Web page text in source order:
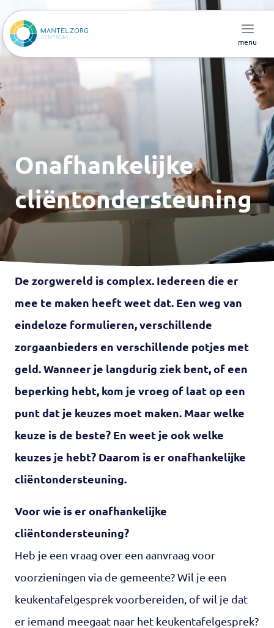
menu
Onafhankelijke
cliëntondersteuning
De zorgwereld is complex. Iedereen die er
mee te maken heeft weet dat. Een weg van
eindeloze formulieren, verschillende
zorgaanbieders en verschillende potjes met
geld. Wanneer je langdurig ziek bent, of een
beperking hebt, kom je vroeg of laat op een
punt dat je keuzes moet maken. Maar welke
keuze is de beste? En weet je ook welke
keuzes je hebt? Daarom is er onafhankelijke
cliëntondersteuning.
Voor wie is er onafhankelijke
cliëntondersteuning?
Heb je een vraag over een aanvraag voor
voorzieningen via de gemeente? Wil je een
keukentafelgesprek voorbereiden, of wil je dat
er iemand meegaat naar het keukentafelgesprek?